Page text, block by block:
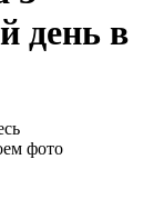
день в
фото